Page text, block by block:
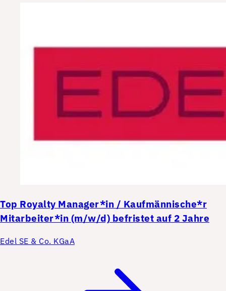
Top Royalty Manager*in / Kaufmännische*r
Mitarbeiter*in (m/w/d) befristet auf 2 Jahre
Edel SE & Co. KGaA